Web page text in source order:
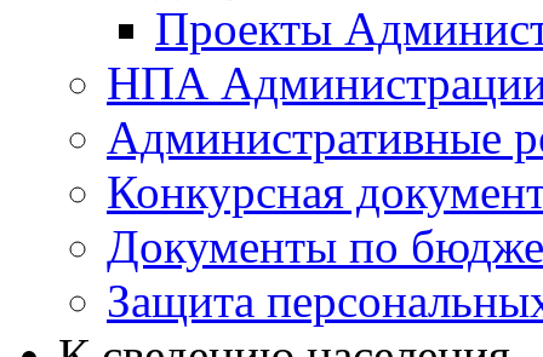
Проекты
НПА
Административные
Конкурсная
Документы по
Защита